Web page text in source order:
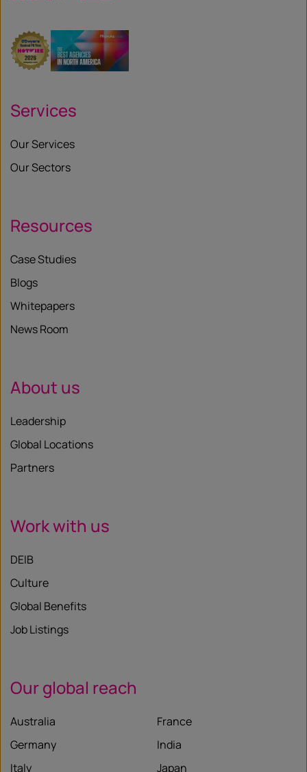
Services
Our Services
Our Sectors
Resources
Case Studies
Blogs
Whitepapers
News Room
About us
Leadership
Global Locations
Partners
Work with us
DEIB
Culture
Global Benefits
Job Listings
Our global reach
Australia
France
Germany
India
Italy
Japan